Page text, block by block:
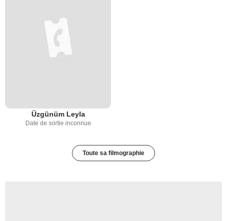
Üzgünüm Leyla
Date de sortie inconnue
Toute sa filmographie